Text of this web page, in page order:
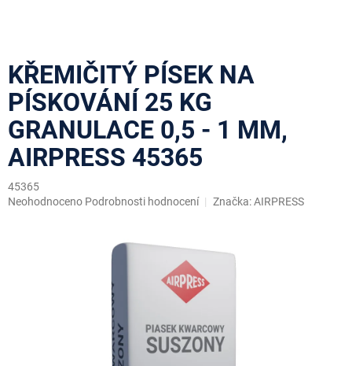
KŘEMIČITÝ PÍSEK NA
PÍSKOVÁNÍ 25 KG
GRANULACE 0,5 - 1 MM,
AIRPRESS 45365
45365
Průměrné
Neohodnoceno Podrobnosti hodnocení Značka:AIRPRESS